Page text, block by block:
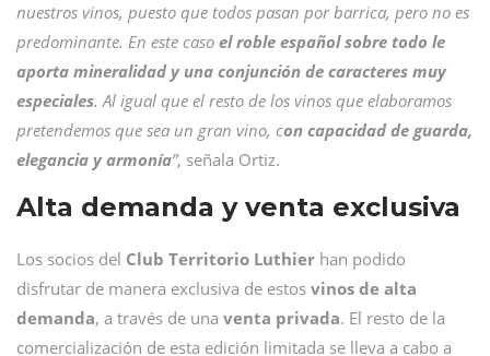
nuestros vinos, puesto que todos pasan por barrica, pero no es
predominante. En este caso el roble español sobre todo le
aporta mineralidad y una conjunción de caracteres muy
especiales. Al igual que el resto de los vinos que elaboramos
pretendemos que sea un gran vino, con capacidad de guarda,
elegancia y armonía”, señala Ortiz.
Alta demanda y venta exclusiva
Los socios del Club Territorio Luthier han podido
disfrutar de manera exclusiva de estos vinos de alta
demanda, a través de una venta privada. El resto de la
comercialización de esta edición limitada se lleva a cabo a